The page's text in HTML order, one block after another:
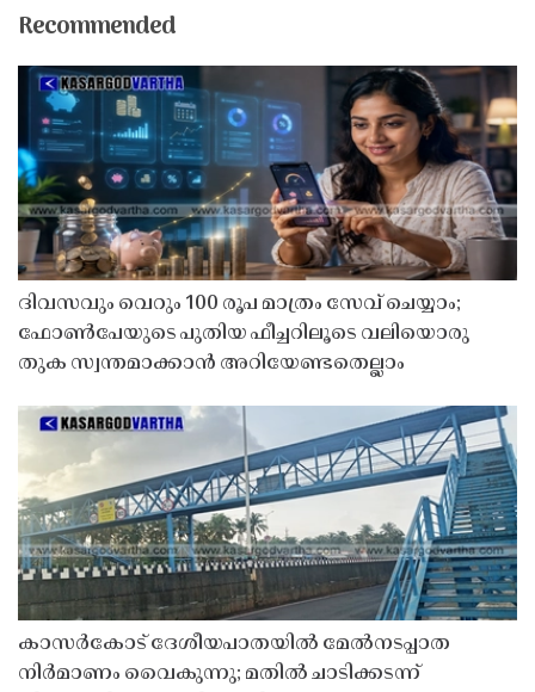
Recommended
ദിവസവും വെറും 100 രൂപ മാത്രം സേവ് ചെയ്യാം;
ഫോൺപേയുടെ പുതിയ ഫീച്ചറിലൂടെ വലിയൊരു
തുക സ്വന്തമാക്കാൻ അറിയേണ്ടതെല്ലാം
കാസർകോട് ദേശീയപാതയിൽ മേൽനടപ്പാത
നിർമാണം വൈകുന്നു; മതിൽ ചാടിക്കടന്ന്